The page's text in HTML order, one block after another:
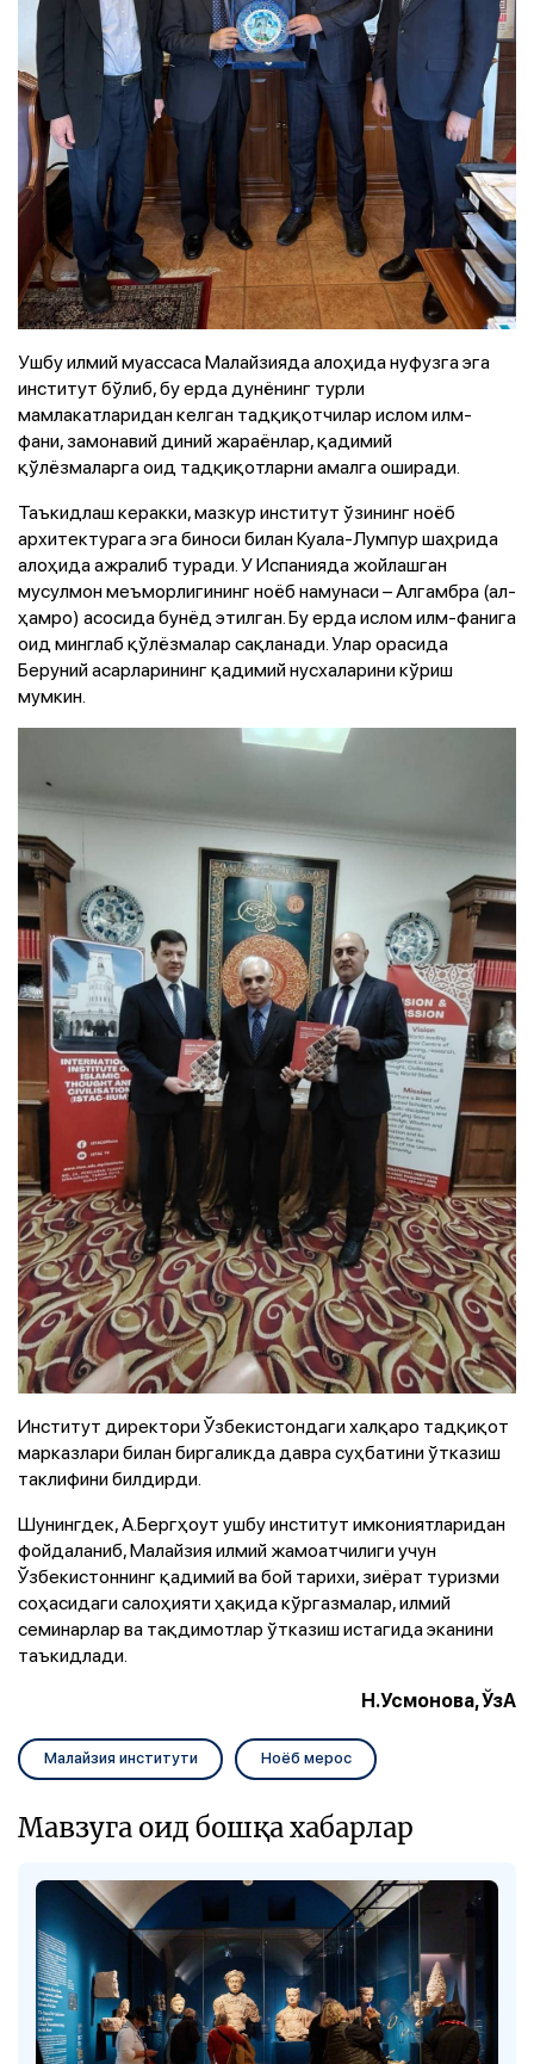
Ушбу илмий муассаса Малайзияда алоҳида нуфузга эга
институт бўлиб, бу ерда дунёнинг турли
мамлакатларидан келган тадқиқотчилар ислом илм-
фани, замонавий диний жараёнлар, қадимий
қўлёзмаларга оид тадқиқотларни амалга оширади.
Таъкидлаш керакки, мазкур институт ўзининг ноёб
архитектурага эга биноси билан Куала-Лумпур шаҳрида
алоҳида ажралиб туради. У Испанияда жойлашган
мусулмон меъморлигининг ноёб намунаси – Алгамбра (ал-
ҳамро) асосида бунёд этилган. Бу ерда ислом илм-фанига
оид минглаб қўлёзмалар сақланади. Улар орасида
Беруний асарларининг қадимий нусхаларини кўриш
мумкин.
Институт директори Ўзбекистондаги халқаро тадқиқот
марказлари билан биргаликда давра суҳбатини ўтказиш
таклифини билдирди.
Шунингдек, А.Бергҳоут ушбу институт имкониятларидан
фойдаланиб, Малайзия илмий жамоатчилиги учун
Ўзбекистоннинг қадимий ва бой тарихи, зиёрат туризми
соҳасидаги салоҳияти ҳақида кўргазмалар, илмий
семинарлар ва тақдимотлар ўтказиш истагида эканини
таъкидлади.
Н.Усмонова, ЎзА
Малайзия институти Ноёб мерос
Мавзуга оид бошқа хабарлар